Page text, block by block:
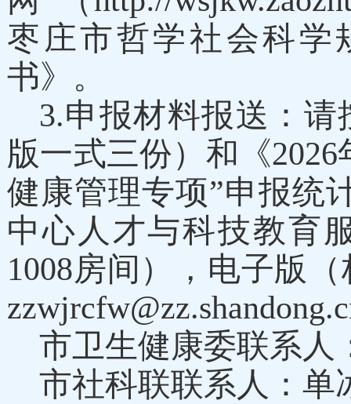
枣庄市哲学社会科学
书》。
3.申报材料报送：
版一式三份）和《2026
健康管理专项”申报统
中心人才与科技教育
1008房间 ），电子版
市卫生健康委联系
市社科联联系人